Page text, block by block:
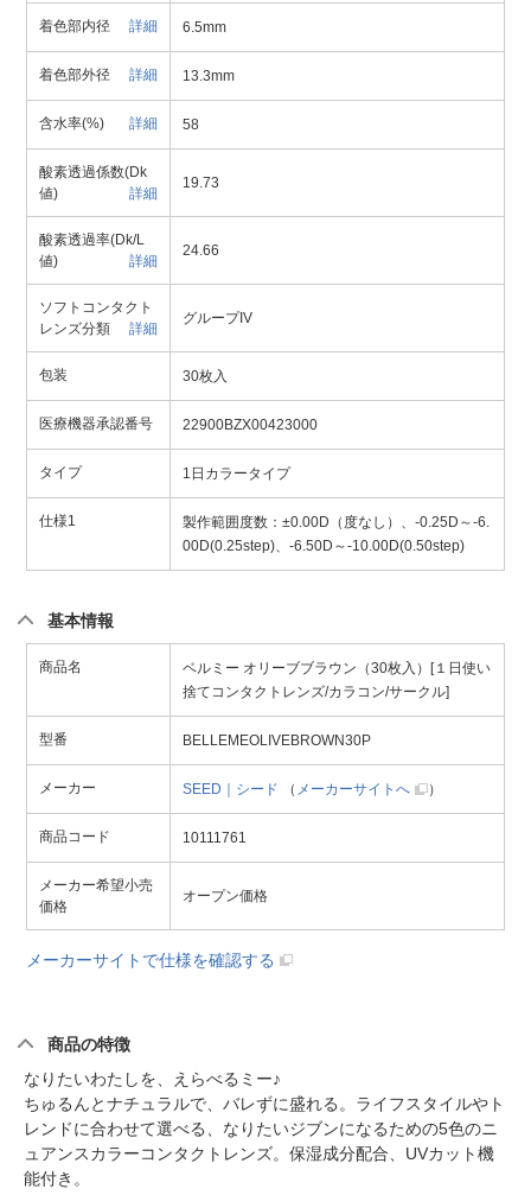
着色部内径 詳細 6.5mm
着色部外径 詳細 13.3mm
含水率(%) 詳細 58
酸素透過係数(Dk
値)
詳細
19.73
酸素透過率(Dk/L
値)
詳細
24.66
ソフトコンタクト
レンズ分類
詳細
グループIV
包装 30枚入
医療機器承認番号 22900BZX00423000
タイプ 1日カラータイプ
仕様1
製作範囲度数：±0.00D（度なし）、-0.25D～-6.
00D(0.25step)、-6.50D～-10.00D(0.50step)
基本情報
商品名
ベルミー オリーブブラウン（30枚入）[１日使い
捨てコンタクトレンズ/カラコン/サークル]
型番 BELLEMEOLIVEBROWN30P
メーカー SEED｜シード （ メーカーサイトへ ）
商品コード 10111761
メーカー希望小売
価格
オープン価格
メーカーサイトで仕様を確認する
商品の特徴
なりたいわたしを、えらべるミー♪
ちゅるんとナチュラルで、バレずに盛れる。ライフスタイルやト
レンドに合わせて選べる、なりたいジブンになるための5色のニ
ュアンスカラーコンタクトレンズ。保湿成分配合、UVカット機
能付き。